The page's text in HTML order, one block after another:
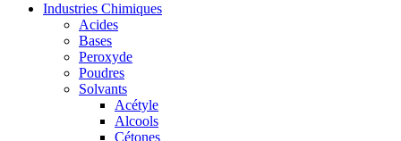
Industries Chimiques
Acides
Bases
Peroxyde
Poudres
Solvants
Acétyle
Alcools
Cétones